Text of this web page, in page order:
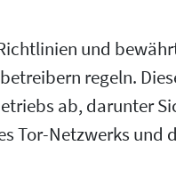
und
regeln.
ab, darunter
Tor-Netzwerks und